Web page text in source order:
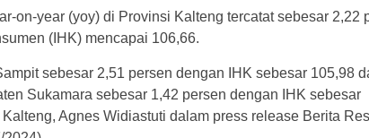
on-year (yoy) di Provinsi Kalteng tercatat sebesar 2,22
(IHK) mencapai 106,66.
sebesar 2,51 persen dengan IHK sebesar 105,98
Sukamara sebesar 1,42 persen dengan IHK sebesar
Agnes Widiastuti dalam press release Berita